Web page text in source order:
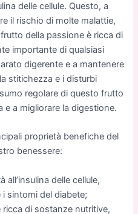
delle cellule. Questo, a
il rischio di molte malattie,
della passione è ricca di
importante di qualsiasi
digerente e a mantenere
stitichezza e i disturbi
regolare di questo frutto
e a migliorare la digestione.
proprietà benefiche del
benessere:
all’insulina delle cellule,
sintomi del diabete;
di sostanze nutritive,